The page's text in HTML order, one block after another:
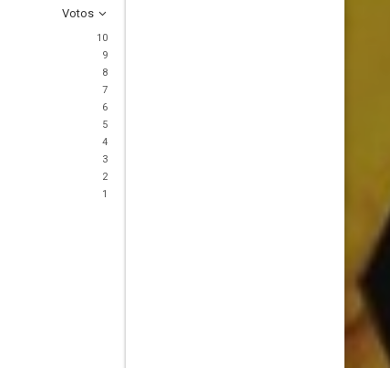
Votos
10
9
8
7
6
5
4
3
2
1